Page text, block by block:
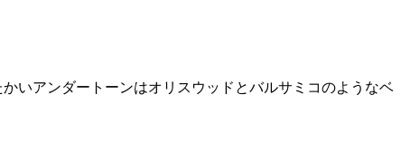
いアンダートーンはオリスウッドとバルサミコのようなベ